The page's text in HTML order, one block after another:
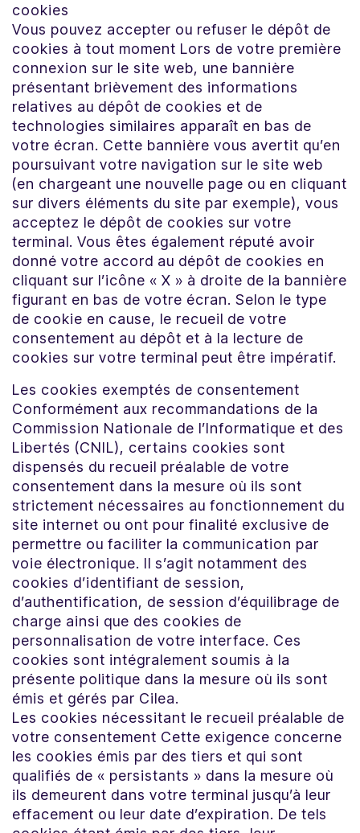
cookies
Vous pouvez accepter ou refuser le dépôt de
cookies à tout moment Lors de votre première
connexion sur le site web, une bannière
présentant brièvement des informations
relatives au dépôt de cookies et de
technologies similaires apparaît en bas de
votre écran. Cette bannière vous avertit qu’en
poursuivant votre navigation sur le site web
(en chargeant une nouvelle page ou en cliquant
sur divers éléments du site par exemple), vous
acceptez le dépôt de cookies sur votre
terminal. Vous êtes également réputé avoir
donné votre accord au dépôt de cookies en
cliquant sur l’icône « X » à droite de la bannière
figurant en bas de votre écran. Selon le type
de cookie en cause, le recueil de votre
consentement au dépôt et à la lecture de
cookies sur votre terminal peut être impératif.
Les cookies exemptés de consentement
Conformément aux recommandations de la
Commission Nationale de l’Informatique et des
Libertés (CNIL), certains cookies sont
dispensés du recueil préalable de votre
consentement dans la mesure où ils sont
strictement nécessaires au fonctionnement du
site internet ou ont pour finalité exclusive de
permettre ou faciliter la communication par
voie électronique. Il s’agit notamment des
cookies d’identifiant de session,
d’authentification, de session d’équilibrage de
charge ainsi que des cookies de
personnalisation de votre interface. Ces
cookies sont intégralement soumis à la
présente politique dans la mesure où ils sont
émis et gérés par Cilea.
Les cookies nécessitant le recueil préalable de
votre consentement Cette exigence concerne
les cookies émis par des tiers et qui sont
qualifiés de « persistants » dans la mesure où
ils demeurent dans votre terminal jusqu’à leur
effacement ou leur date d’expiration. De tels